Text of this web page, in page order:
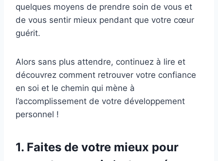
quelques moyens de prendre soin de vous et
de vous sentir mieux pendant que votre cœur
guérit.
Alors sans plus attendre, continuez à lire et
découvrez comment retrouver votre confiance
en soi et le chemin qui mène à
l’accomplissement de votre développement
personnel !
1. Faites de votre mieux pour